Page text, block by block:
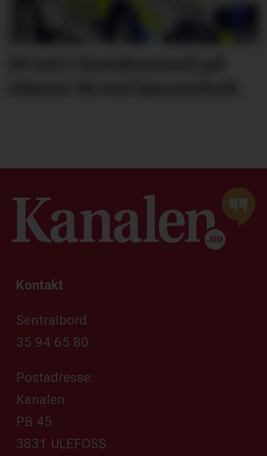
Kontakt
Sentralbord
35 94 65 80
Postadresse:
Kanalen
PB 45
3831 ULEFOSS